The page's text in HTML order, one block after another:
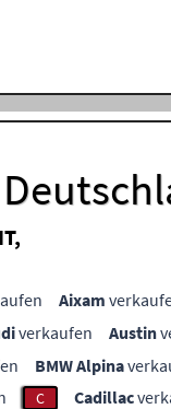
Aixam
verkaufen Austin
BMW Alpina
C Cadillac